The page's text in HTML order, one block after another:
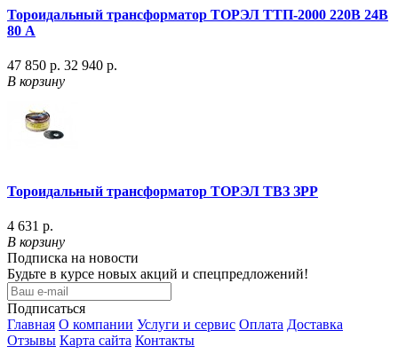
Тороидальный трансформатор ТОРЭЛ ТТП-2000 220В 24В
80 А
47 850 р. 32 940 р.
В корзину
Тороидальный трансформатор ТОРЭЛ ТВЗ ЗРР
4 631 р.
В корзину
Подписка на новости
Будьте в курсе новых акций и спецпредложений!
Подписаться
Главная О компании Услуги и сервис Оплата Доставка
Отзывы Карта сайта Контакты